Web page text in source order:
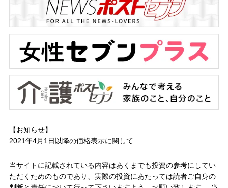
【お知らせ】
2021年4月1日以降の価格表示に関して
当サイトに記載されている内容はあくまでも投資の参考にしてい
ただくためのものであり、実際の投資にあたっては読者ご自身の